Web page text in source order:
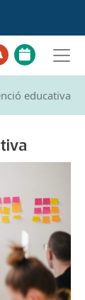
educativa